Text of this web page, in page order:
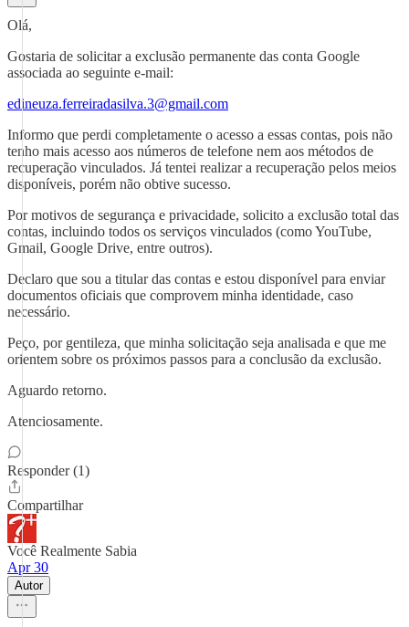
Olá,
Gostaria de solicitar a exclusão permanente das conta Google
associada ao seguinte e-mail:
edineuza.ferreiradasilva.3@gmail.com
Informo que perdi completamente o acesso a essas contas, pois não
tenho mais acesso aos números de telefone nem aos métodos de
recuperação vinculados. Já tentei realizar a recuperação pelos meios
disponíveis, porém não obtive sucesso.
Por motivos de segurança e privacidade, solicito a exclusão total das
contas, incluindo todos os serviços vinculados (como YouTube,
Gmail, Google Drive, entre outros).
Declaro que sou a titular das contas e estou disponível para enviar
documentos oficiais que comprovem minha identidade, caso
necessário.
Peço, por gentileza, que minha solicitação seja analisada e que me
orientem sobre os próximos passos para a conclusão da exclusão.
Aguardo retorno.
Atenciosamente.
Responder (1)
Compartilhar
Você Realmente Sabia
Apr 30
Autor